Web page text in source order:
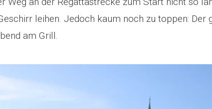
leihen. Jedoch kaum noch zu toppen: Der
am Grill.